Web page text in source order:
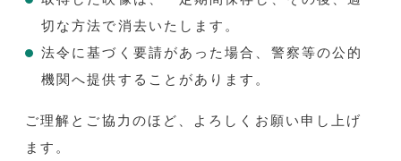
切な方法で消去いたします。
法令に基づく要請があった場合、警察等の公的
機関へ提供することがあります。
ご理解とご協力のほど、よろしくお願い申し上げ
ます。